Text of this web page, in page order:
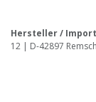
Hersteller /
12 | D-42897